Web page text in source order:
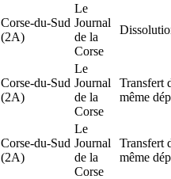
Corse-du-Sud
(2A)
Le
Journal
de la
Corse
Corse-du-Sud
(2A)
Le
Journal
de la
Corse
Transfert
même
Corse-du-Sud
(2A)
Le
Journal
de la
Corse
Transfert
même